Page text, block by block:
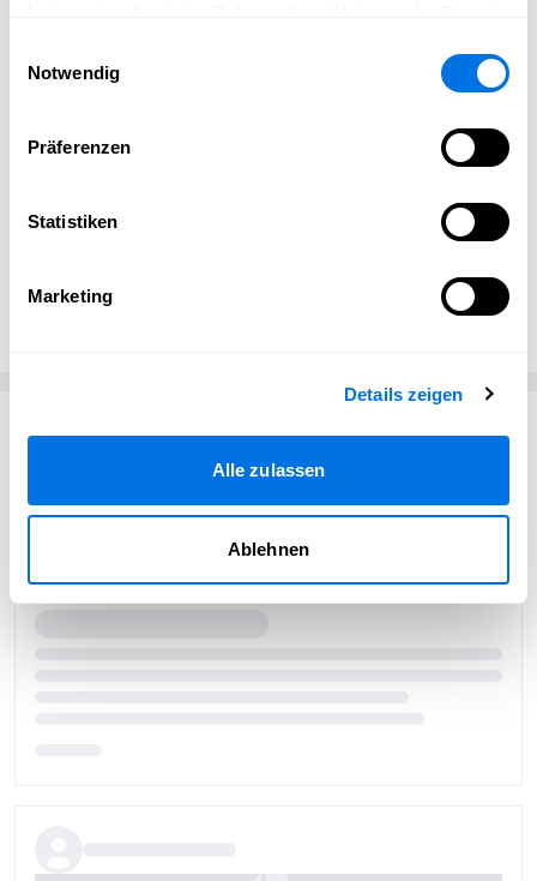
Notwendig
Präferenzen
Statistiken
Marketing
Details zeigen
Alle zulassen
Ablehnen
Kostenlose Getränke
Bonus / Erfolgsbeteiligung
MW Kanu & Sup Ladenburg
Passend zum Thema